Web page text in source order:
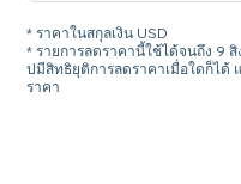
* ราคาในสกุลเงิน USD
* รายการลดราคานี้ใช้ได้จนถึง 9
ปมีสิทธิยุติการลดราคาเมื่อใดก็ได้
ราคา